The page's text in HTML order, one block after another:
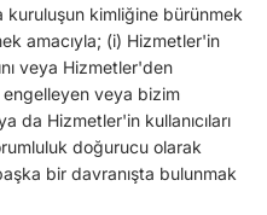
kuruluşun kimliğine bürünmek
amacıyla; (i) Hizmetler'in
veya Hizmetler'den
engelleyen veya bizim
da Hizmetler'in kullanıcıları
doğurucu olarak
bir davranışta bulunmak